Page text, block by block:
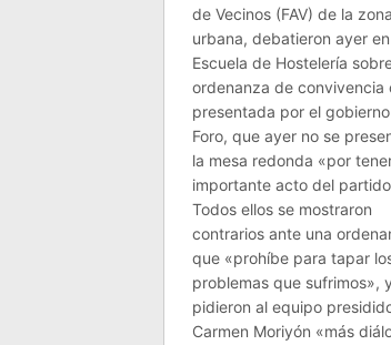
de Vecinos (FAV) de la zona
urbana, debatieron ayer
Escuela de Hostelería
ordenanza de convivencia
presentada por el
Foro, que ayer no se
la mesa redonda «por
importante acto del
Todos ellos se mostraron
contrarios ante una
que «prohíbe para tapar
problemas que sufrimos», y
pidieron al equipo
Carmen Moriyón «más